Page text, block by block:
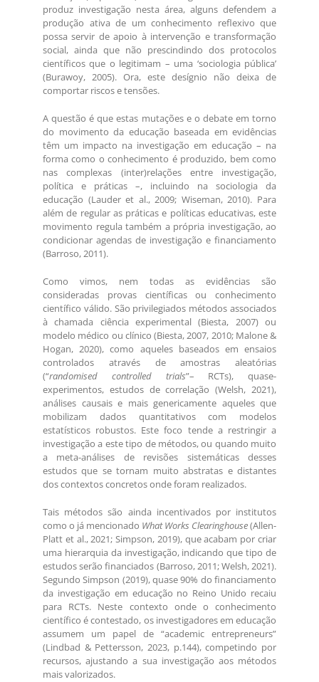
produz investigação nesta área, alguns defendem a
produção ativa de um conhecimento reflexivo que
possa servir de apoio à intervenção e transformação
social, ainda que não prescindindo dos protocolos
científicos que o legitimam – uma ‘sociologia pública’
(Burawoy, 2005). Ora, este desígnio não deixa de
comportar riscos e tensões.
A questão é que estas mutações e o debate em torno
do movimento da educação baseada em evidências
têm um impacto na investigação em educação – na
forma como o conhecimento é produzido, bem como
nas complexas (inter)relações entre investigação,
política e práticas –, incluindo na sociologia da
educação (Lauder et al., 2009; Wiseman, 2010). Para
além de regular as práticas e políticas educativas, este
movimento regula também a própria investigação, ao
condicionar agendas de investigação e financiamento
(Barroso, 2011).
Como vimos, nem todas as evidências são
consideradas provas científicas ou conhecimento
científico válido. São privilegiados métodos associados
à chamada ciência experimental (Biesta, 2007) ou
modelo médico ou clínico (Biesta, 2007, 2010; Malone &
Hogan, 2020), como aqueles baseados em ensaios
controlados através de amostras aleatórias
(“randomised controlled trials”– RCTs), quase-
experimentos, estudos de correlação (Welsh, 2021),
análises causais e mais genericamente aqueles que
mobilizam dados quantitativos com modelos
estatísticos robustos. Este foco tende a restringir a
investigação a este tipo de métodos, ou quando muito
a meta-análises de revisões sistemáticas desses
estudos que se tornam muito abstratas e distantes
dos contextos concretos onde foram realizados.
Tais métodos são ainda incentivados por institutos
como o já mencionado What Works Clearinghouse(Allen-
Platt et al., 2021; Simpson, 2019), que acabam por criar
uma hierarquia da investigação, indicando que tipo de
estudos serão financiados (Barroso, 2011; Welsh, 2021).
Segundo Simpson (2019), quase 90% do financiamento
da investigação em educação no Reino Unido recaiu
para RCTs. Neste contexto onde o conhecimento
científico é contestado, os investigadores em educação
assumem um papel de “academic entrepreneurs”
(Lindbad & Pettersson, 2023, p.144), competindo por
recursos, ajustando a sua investigação aos métodos
mais valorizados.